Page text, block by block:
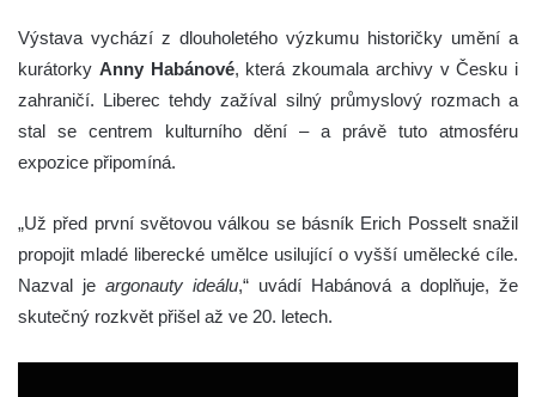
Výstava vychází z dlouholetého výzkumu historičky umění a
kurátorky Anny Habánové, která zkoumala archivy v Česku i
zahraničí. Liberec tehdy zažíval silný průmyslový rozmach a
stal se centrem kulturního dění – a právě tuto atmosféru
expozice připomíná.
„Už před první světovou válkou se básník Erich Posselt snažil
propojit mladé liberecké umělce usilující o vyšší umělecké cíle.
Nazval je argonauty ideálu,“ uvádí Habánová a doplňuje, že
skutečný rozkvět přišel až ve 20. letech.